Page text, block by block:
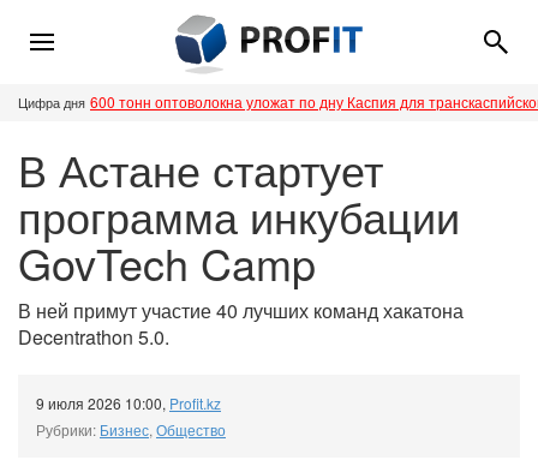
Цифра дня 600 тонн оптоволокна уложат по дну Каспия для
В Астане стартует
программа инкубации
GovTech Camp
В ней примут участие 40 лучших команд хакатона
Decentrathon 5.0.
9 июля 2026 10:00, Profit.kz
Рубрики: Бизнес, Общество